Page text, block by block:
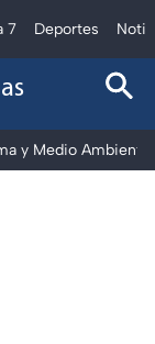
7 Deportes
y Medio Ambiente